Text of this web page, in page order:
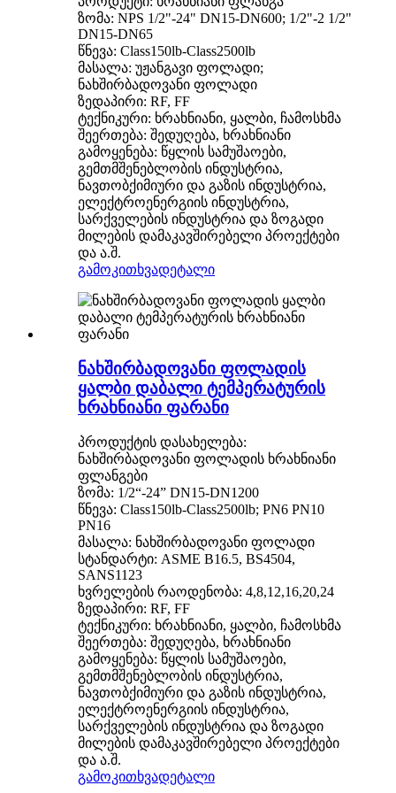
ზომა: NPS 1/2"-24" DN15-DN600; 1/2"-2 1/2"
DN15-DN65
წნევა: Class150lb-Class2500lb
მასალა: უჟანგავი ფოლადი;
ნახშირბადოვანი ფოლადი
ზედაპირი: RF, FF
ტექნიკური: ხრახნიანი, ყალბი, ჩამოსხმა
შეერთება: შედუღება, ხრახნიანი
გამოყენება: წყლის სამუშაოები,
გემთმშენებლობის ინდუსტრია,
ნავთობქიმიური და გაზის ინდუსტრია,
ელექტროენერგიის ინდუსტრია,
სარქველების ინდუსტრია და ზოგადი
მილების დამაკავშირებელი პროექტები
და ა.შ.
გამოკითხვადეტალი
ნახშირბადოვანი ფოლადის
ყალბი დაბალი ტემპერატურის
ხრახნიანი ფარანი
პროდუქტის დასახელება:
ნახშირბადოვანი ფოლადის ხრახნიანი
ფლანგები
ზომა: 1/2“-24” DN15-DN1200
წნევა: Class150lb-Class2500lb; PN6 PN10
PN16
მასალა: ნახშირბადოვანი ფოლადი
სტანდარტი: ASME B16.5, BS4504,
SANS1123
ხვრელების რაოდენობა: 4,8,12,16,20,24
ზედაპირი: RF, FF
ტექნიკური: ხრახნიანი, ყალბი, ჩამოსხმა
შეერთება: შედუღება, ხრახნიანი
გამოყენება: წყლის სამუშაოები,
გემთმშენებლობის ინდუსტრია,
ნავთობქიმიური და გაზის ინდუსტრია,
ელექტროენერგიის ინდუსტრია,
სარქველების ინდუსტრია და ზოგადი
მილების დამაკავშირებელი პროექტები
და ა.შ.
გამოკითხვადეტალი